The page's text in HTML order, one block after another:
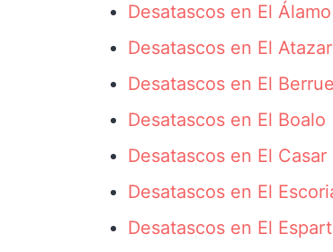
Desatascos en El Álamo
Desatascos en El Atazar
Desatascos en El
Desatascos en El Boalo
Desatascos en El Casar
Desatascos en El
Desatascos en El